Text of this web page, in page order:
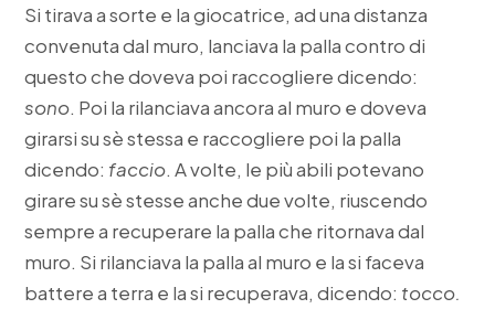
Si tirava a sorte e la giocatrice, ad una distanza
convenuta dal muro, lanciava la palla contro di
questo che doveva poi raccogliere dicendo:
sono. Poi la rilanciava ancora al muro e doveva
girarsi su sè stessa e raccogliere poi la palla
dicendo: faccio. A volte, le più abili potevano
girare su sè stesse anche due volte, riuscendo
sempre a recuperare la palla che ritornava dal
muro. Si rilanciava la palla al muro e la si faceva
battere a terra e la si recuperava, dicendo: tocco.